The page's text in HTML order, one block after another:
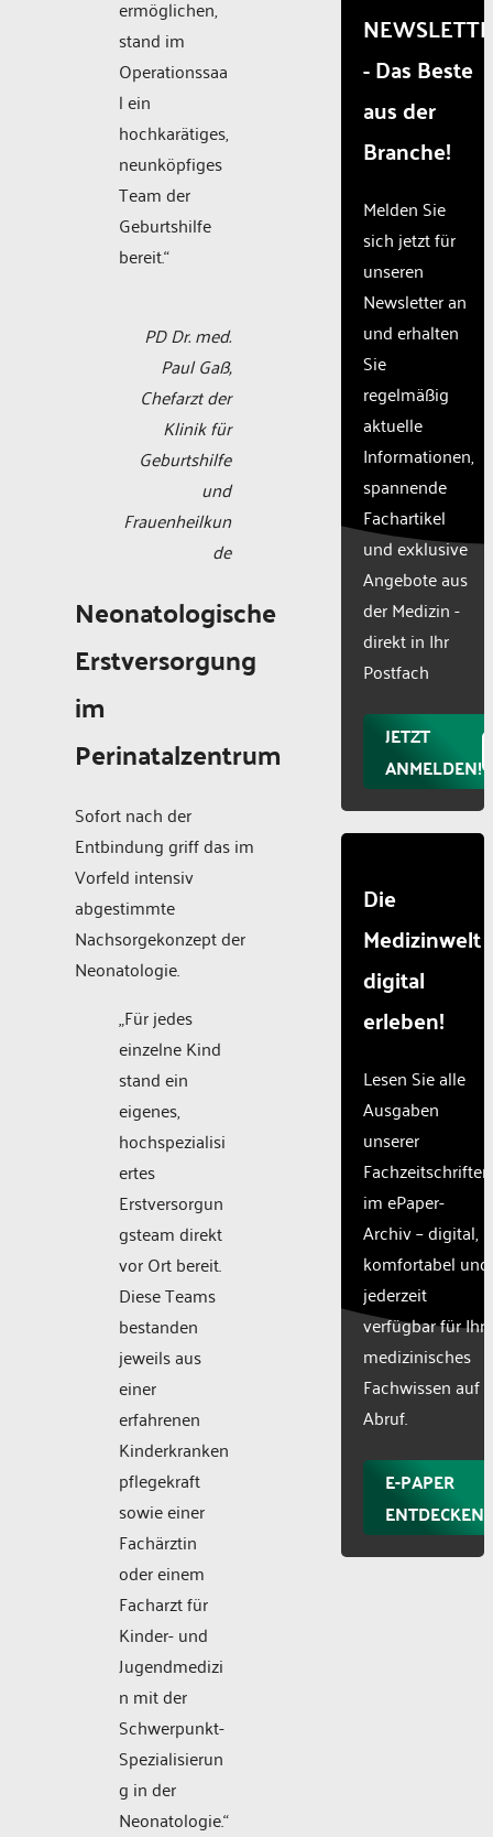
ermöglichen,
stand im
Operationssaa
l ein
hochkarätiges,
neunköpfiges
Team der
Geburtshilfe
bereit.“
PD Dr. med.
Paul Gaß,
Chefarzt der
Klinik für
Geburtshilfe
und
Frauenheilkun
de
Neonatologische
Erstversorgung
im
Perinatalzentrum
Sofort nach der
Entbindung griff das im
Vorfeld intensiv
abgestimmte
Nachsorgekonzept der
Neonatologie.
„Für jedes
einzelne Kind
stand ein
eigenes,
hochspezialisi
ertes
Erstversorgun
gsteam direkt
vor Ort bereit.
Diese Teams
bestanden
jeweils aus
einer
erfahrenen
Kinderkranken
pflegekraft
sowie einer
Fachärztin
oder einem
Facharzt für
Kinder- und
Jugendmedizi
n mit der
Schwerpunkt-
Spezialisierun
g in der
Neonatologie.“
that
are
not
disclosed
to the
The
owner
needs
to
setup
the
site
with
CMP
to add
content
to the
list of
used.
Powered
Consent
- Das Beste
aus der
Branche!
Melden Sie
sich jetzt für
unseren
Newsletter an
und erhalten
Sie
regelmäßig
aktuelle
Informationen,
spannende
Fachartikel
und exklusive
Angebote aus
der Medizin -
direkt in Ihr
Postfach
JETZT
ANMELDEN!
Die
Medizinwelt
digital
erleben!
Lesen Sie alle
Ausgaben
unserer
Fachzeitschriften
im ePaper-
Archiv – digital,
komfortabel und
jederzeit
verfügbar für Ihr
medizinisches
Fachwissen auf
Abruf.
E-PAPER
ENTDECKEN